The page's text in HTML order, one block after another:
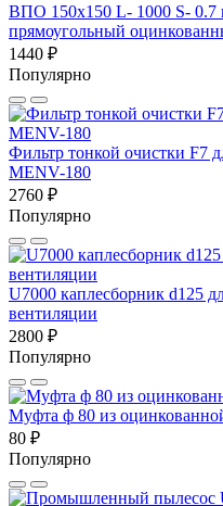
ВПО 150x150 L- 1000 S- 0.7
прямоугольный
1440 ₽
Популярно
Фильтр тонкой очистки F7
MENV-180
2760 ₽
Популярно
U7000 каплесборник d125
вентиляции
2800 ₽
Популярно
Муфта ф 80 из
80 ₽
Популярно